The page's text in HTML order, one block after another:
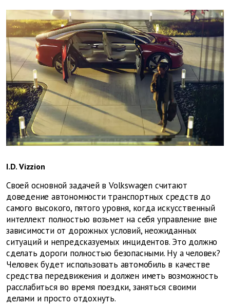
I.D. Vizzion
Своей основной задачей в Volkswagen считают
доведение автономности транспортных средств до
самого высокого, пятого уровня, когда искусственный
интеллект полностью возьмет на себя управление вне
зависимости от дорожных условий, неожиданных
ситуаций и непредсказуемых инцидентов. Это должно
сделать дороги полностью безопасными. Ну а человек?
Человек будет использовать автомобиль в качестве
средства передвижения и должен иметь возможность
расслабиться во время поездки, заняться своими
делами и просто отдохнуть.